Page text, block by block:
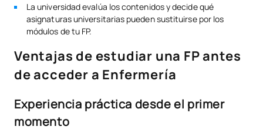
La universidad evalúa los contenidos y decide qué
asignaturas universitarias pueden sustituirse por los
módulos de tu FP.
Ventajas de estudiar una FP antes
de acceder a Enfermería
Experiencia práctica desde el primer
momento